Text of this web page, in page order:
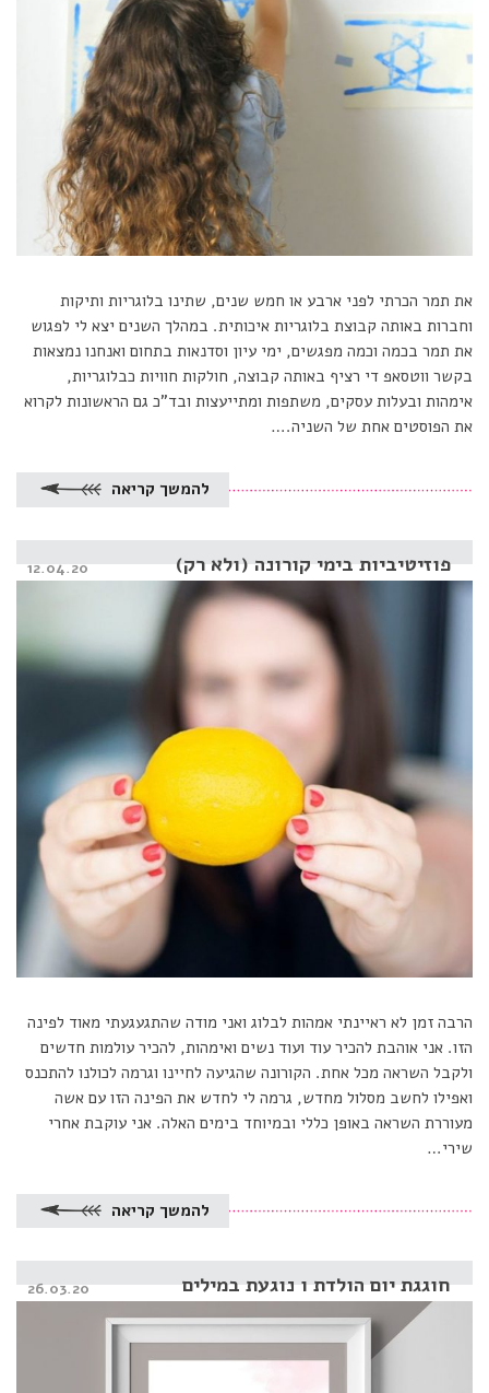
את תמר הכרתי לפני ארבע או חמש שנים, שתינו בלוגריות ותיקות
וחברות באותה קבוצת בלוגריות איכותית. במהלך השנים יצא לי לפגוש
את תמר בכמה וכמה מפגשים, ימי עיון וסדנאות בתחום ואנחנו נמצאות
בקשר ווטסאפ די רציף באותה קבוצה, חולקות חוויות כבלוגריות,
אימהות ובעלות עסקים, משתפות ומתייעצות ובד”כ גם הראשונות לקרוא
את הפוסטים אחת של השניה.…
להמשך קריאה
פוזיטיביות בימי קורונה (ולא רק) Posted
on
12.04.20
הרבה זמן לא ראיינתי אמהות לבלוג ואני מודה שהתגעגעתי מאוד לפינה
הזו. אני אוהבת להכיר עוד ועוד נשים ואימהות, להכיר עולמות חדשים
ולקבל השראה מכל אחת. הקורונה שהגיעה לחיינו וגרמה לכולנו להתכנס
ואפילו לחשב מסלול מחדש, גרמה לי לחדש את הפינה הזו עם אשה
מעוררת השראה באופן כללי ובמיוחד בימים האלה. אני עוקבת אחרי
שירי…
להמשך קריאה
חוגגת יום הולדת ו נוגעת במילים Posted
on
26.03.20